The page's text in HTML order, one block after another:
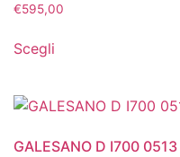
€595,00
Scegli
GALESANO D I700